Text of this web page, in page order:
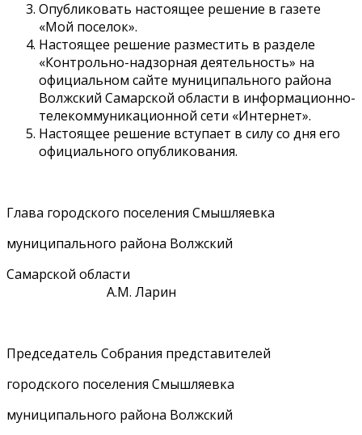
Опубликовать настоящее решение в газете
«Мой поселок».
Настоящее решение разместить в разделе
«Контрольно-надзорная деятельность» на
официальном сайте муниципального района
Волжский Самарской области в информационно-
телекоммуникационной сети «Интернет».
Настоящее решение вступает в силу со дня его
официального опубликования.
Глава городского поселения Смышляевка
муниципального района Волжский
Самарской области
А.М. Ларин
Председатель Собрания представителей
городского поселения Смышляевка
муниципального района Волжский